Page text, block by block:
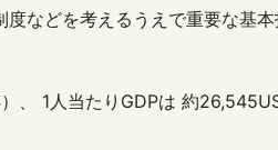
などを考えるうえで重要な基
、 1人当たりGDPは 約